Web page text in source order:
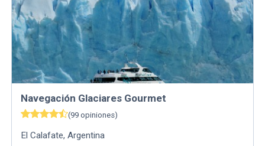
Navegación Glaciares Gourmet
(99 opiniones)
El Calafate,Argentina